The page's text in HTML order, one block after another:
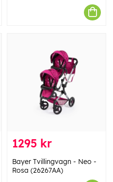
1295 kr
Bayer Tvillingvagn - Neo -
Rosa (26267AA)